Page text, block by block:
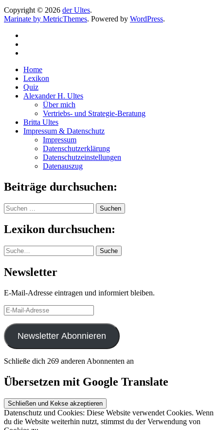
Copyright © 2026 der Ultes.
Marinate by MetricThemes. Powered by WordPress.
Home
Lexikon
Quiz
Alexander H. Ultes
Über mich
Vertriebs- und Strategie-Beratung
Britta Ultes
Impressum & Datenschutz
Impressum
Datenschutzerklärung
Datenschutzeinstellungen
Datenauszug
Beiträge durchsuchen:
Suchen
nach:
Lexikon durchsuchen:
Suche Suche
Newsletter
E-Mail-Adresse eintragen und informiert bleiben.
E-
Mail-
Adresse
Newsletter Abonnieren
Schließe dich 269 anderen Abonnenten an
Übersetzen mit Google Translate
Datenschutz und Cookies: Diese Website verwendet Cookies. Wenn
du die Website weiterhin nutzt, stimmst du der Verwendung von